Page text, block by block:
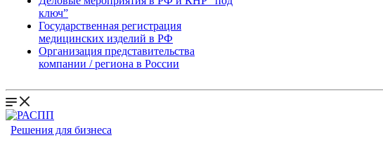
ключ”
Государственная регистрация
медицинских изделий в РФ
Организация представительства
компании / региона в России
Решения для бизнеса